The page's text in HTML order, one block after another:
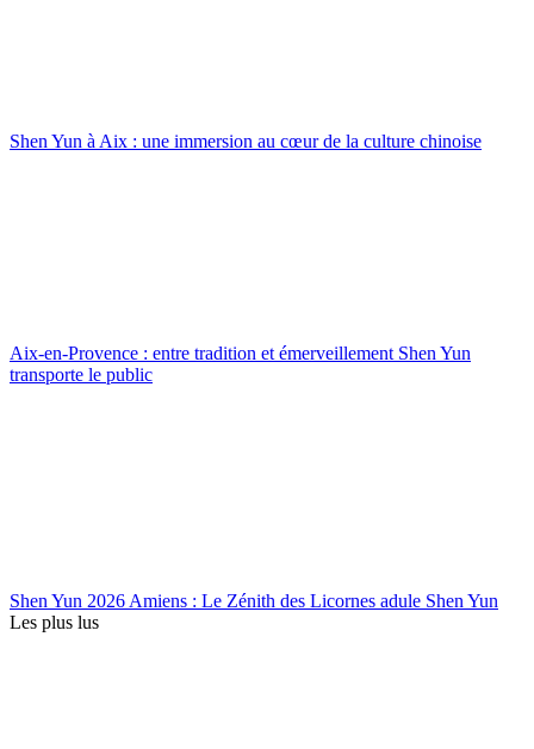
Shen Yun à Aix : une immersion au cœur de la culture chinoise
Aix-en-Provence : entre tradition et émerveillement Shen Yun
transporte le public
Shen Yun 2026 Amiens : Le Zénith des Licornes adule Shen Yun
Les plus lus